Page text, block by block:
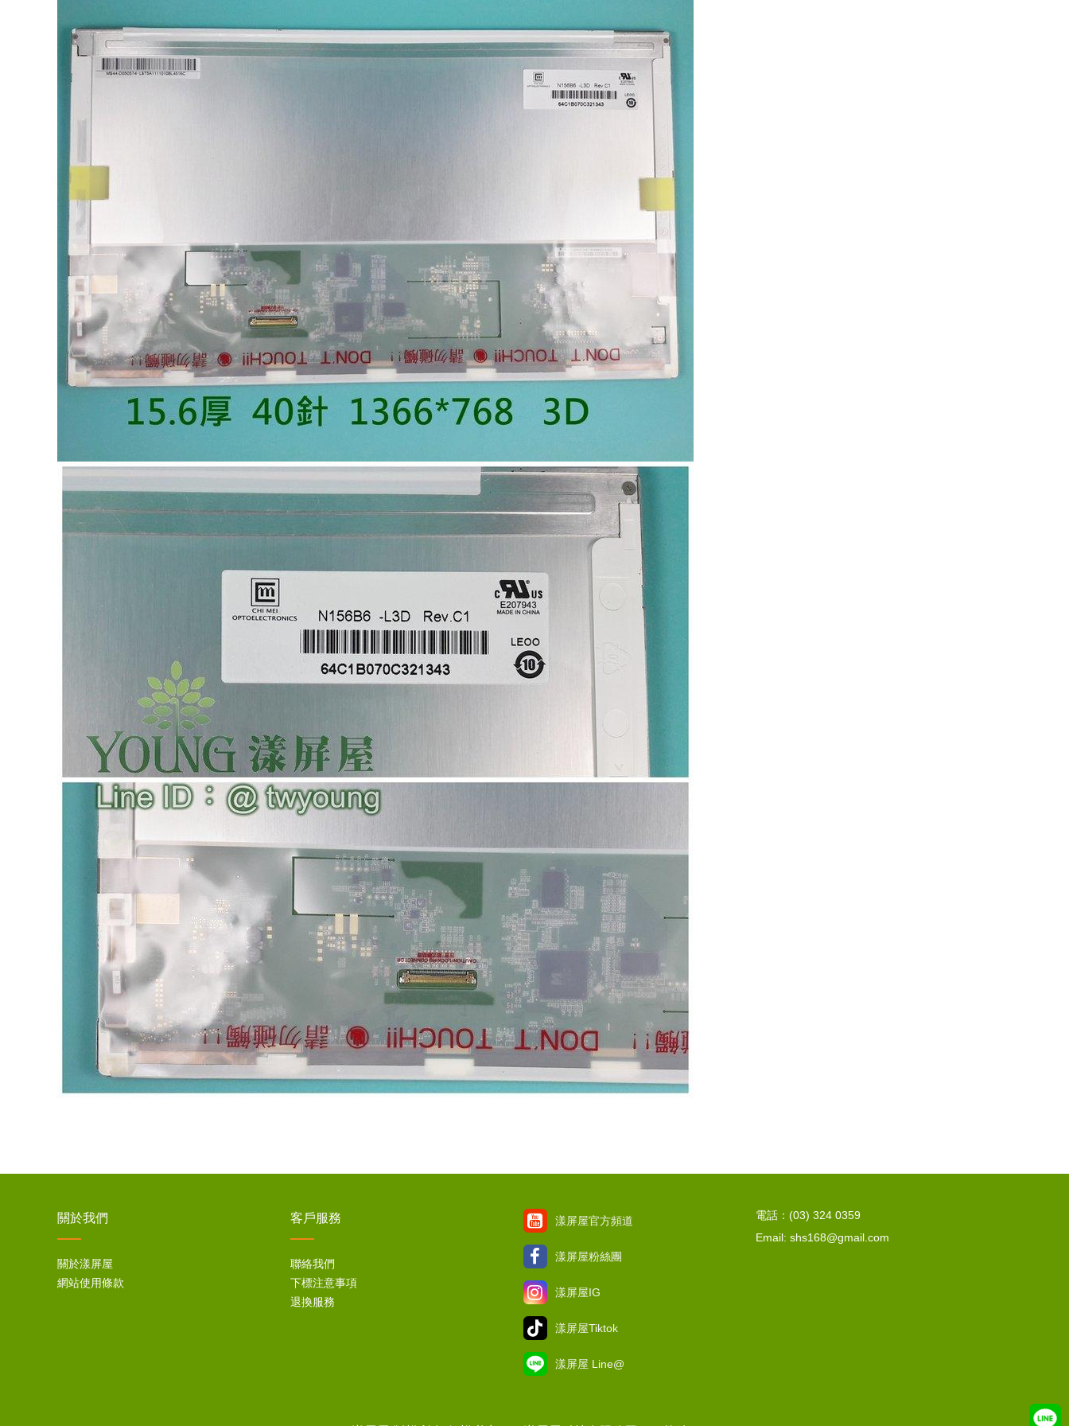
關於我們
關於漾屏屋
網站使用條款
客戶服務
聯絡我們
下標注意事項
退換服務
漾屏屋官方頻道
漾屏屋粉絲團
漾屏屋IG
漾屏屋Tiktok
漾屏屋 Line@
電話：(03) 324 0359
Email: shs168@gmail.com